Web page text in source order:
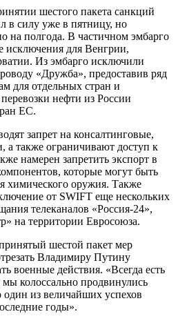
шестого пакета санкций
в силу уже в пятницу, но
на полгода. В частичном эмбарго
исключения для Венгрии,
Из эмбарго исключили
«Дружба», предоставив ряд
для отдельных стран и
нефти из России
ЕС.
запрет на консалтинговые,
а также ограничивают доступ к
намерен запретить экспорт в
которые могут быть
химического оружия. Также
от SWIFT еще нескольких
телеканалов «Россия-24»,
на территории Евросоюза.
шестой пакет мер
Владимиру Путину
военные действия. «Всегда есть
колоссально продвинулись
из величайших успехов
годы».